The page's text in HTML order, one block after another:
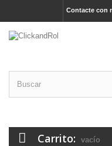
Contacte con
Carrito: vacío